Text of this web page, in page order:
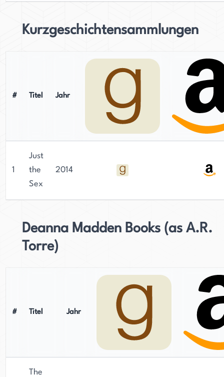
Kurzgeschichtensammlungen
# Titel Jahr
1
Just
the
Sex
2014
Deanna Madden Books (as A.R.
Torre)
# Titel Jahr
The